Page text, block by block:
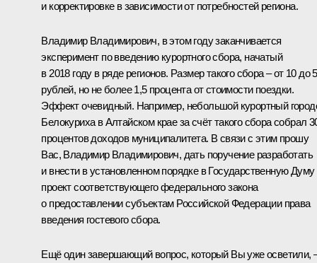
и корректировке в зависимости от потребностей региона.
Владимир Владимирович, в этом году заканчивается
эксперимент по введению курортного сбора, начатый
в 2018 году в ряде регионов. Размер такого сбора – от 10 до
рублей, но не более 1,5 процента от стоимости поездки.
Эффект очевидный. Например, небольшой курортный
Белокуриха в Алтайском крае за счёт такого сбора собрал
процентов доходов муниципалитета. В связи с этим прошу
Вас, Владимир Владимирович, дать поручение разработать
и внести в установленном порядке в Государственную Думу
проект соответствующего федерального закона
о предоставлении субъектам Российской Федерации права
введения гостевого сбора.
Ещё один завершающий вопрос, который Вы уже осветили,